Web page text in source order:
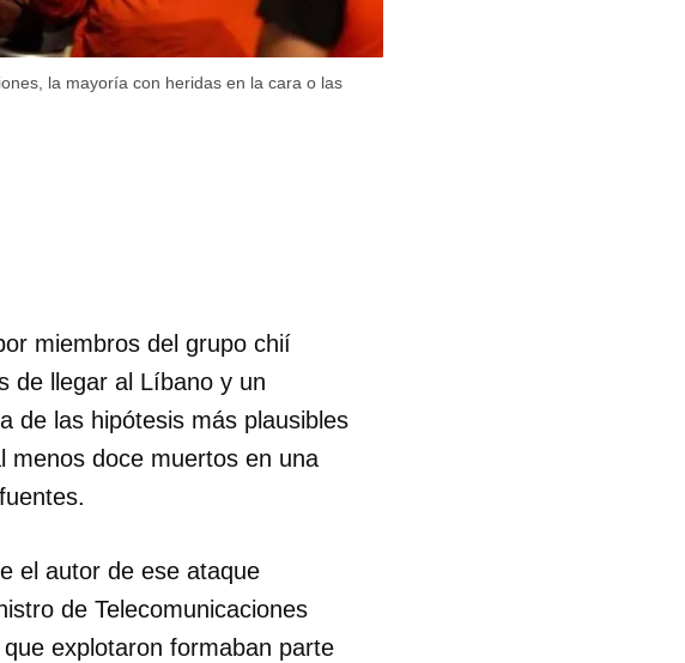
la mayoría con heridas en la cara o las
miembros del grupo chií
de llegar al Líbano y un
de las hipótesis más plausibles
menos doce muertos en una
el autor de ese ataque
de Telecomunicaciones
explotaron formaban parte